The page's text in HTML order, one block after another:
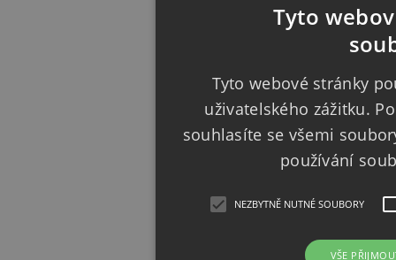
Tyto
Tyto webové stránky
uživatelského zážitku.
souhlasíte se všemi
používání
NEZBYTNĚ NUTNÉ SOUBORY
VŠE